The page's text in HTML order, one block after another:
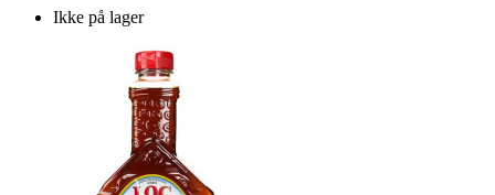
Ikke på lager